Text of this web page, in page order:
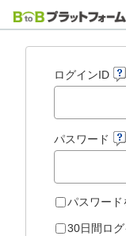
ログインID
パスワード
パスワード
30日間ロ